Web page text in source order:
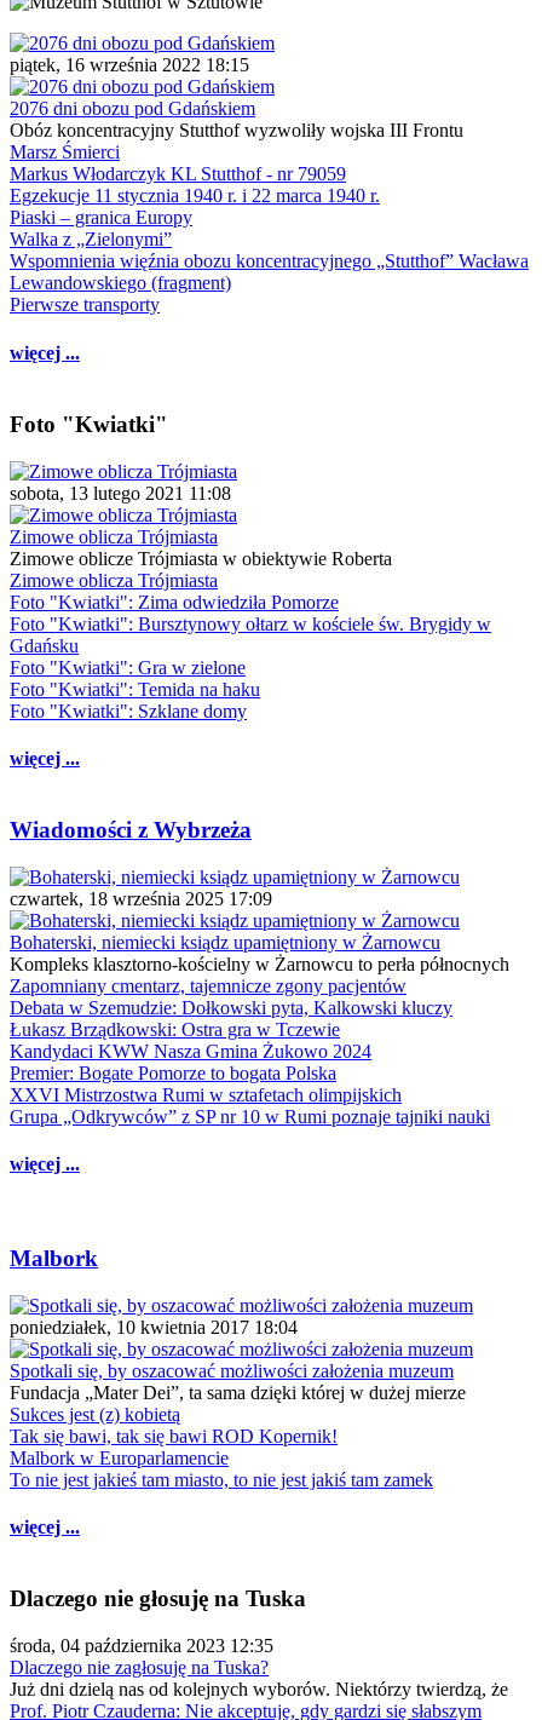
piątek, 16 września 2022 18:15
2076 dni obozu pod Gdańskiem
Obóz koncentracyjny Stutthof wyzwoliły wojska III Frontu
Marsz Śmierci
Markus Włodarczyk KL Stutthof - nr 79059
Egzekucje 11 stycznia 1940 r. i 22 marca 1940 r.
Piaski – granica Europy
Walka z „Zielonymi”
Wspomnienia więźnia obozu koncentracyjnego „Stutthof” Wacława
Lewandowskiego (fragment)
Pierwsze transporty
więcej ...
Foto "Kwiatki"
sobota, 13 lutego 2021 11:08
Zimowe oblicza Trójmiasta
Zimowe oblicze Trójmiasta w obiektywie Roberta
Zimowe oblicza Trójmiasta
Foto "Kwiatki": Zima odwiedziła Pomorze
Foto "Kwiatki": Bursztynowy ołtarz w kościele św. Brygidy w
Gdańsku
Foto "Kwiatki": Gra w zielone
Foto "Kwiatki": Temida na haku
Foto "Kwiatki": Szklane domy
więcej ...
Wiadomości z Wybrzeża
czwartek, 18 września 2025 17:09
Bohaterski, niemiecki ksiądz upamiętniony w Żarnowcu
Kompleks klasztorno-kościelny w Żarnowcu to perła północnych
Zapomniany cmentarz, tajemnicze zgony pacjentów
Debata w Szemudzie: Dołkowski pyta, Kalkowski kluczy
Łukasz Brządkowski: Ostra gra w Tczewie
Kandydaci KWW Nasza Gmina Żukowo 2024
Premier: Bogate Pomorze to bogata Polska
XXVI Mistrzostwa Rumi w sztafetach olimpijskich
Grupa „Odkrywców” z SP nr 10 w Rumi poznaje tajniki nauki
więcej ...
Malbork
poniedziałek, 10 kwietnia 2017 18:04
Spotkali się, by oszacować możliwości założenia muzeum
Fundacja „Mater Dei”, ta sama dzięki której w dużej mierze
Sukces jest (z) kobietą
Tak się bawi, tak się bawi ROD Kopernik!
Malbork w Europarlamencie
To nie jest jakieś tam miasto, to nie jest jakiś tam zamek
więcej ...
Dlaczego nie głosuję na Tuska
środa, 04 października 2023 12:35
Dlaczego nie zagłosuję na Tuska?
Już dni dzielą nas od kolejnych wyborów. Niektórzy twierdzą, że
Prof. Piotr Czauderna: Nie akceptuję, gdy gardzi się słabszym